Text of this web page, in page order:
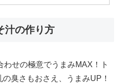
汁の作り方
せの極意でうまみMAX！ト
臭さもおさえ、うまみUP！